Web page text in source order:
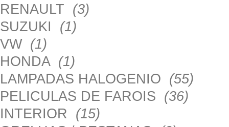
RENAULT (3)
SUZUKI (1)
VW (1)
HONDA (1)
LAMPADAS HALOGENIO (55)
PELICULAS DE FAROIS (36)
INTERIOR (15)